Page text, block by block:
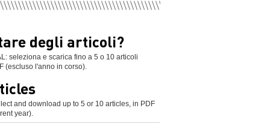
degli articoli?
seleziona e scarica fino a 5 o 10 articoli
(escluso l'anno in corso).
and download up to 5 or 10 articles, in PDF
year).